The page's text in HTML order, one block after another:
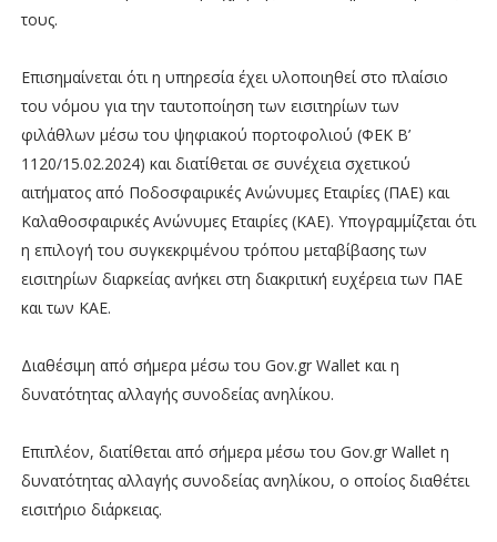
τους.
Επισημαίνεται ότι η υπηρεσία έχει υλοποιηθεί στο πλαίσιο
του νόμου για την ταυτοποίηση των εισιτηρίων των
φιλάθλων μέσω του ψηφιακού πορτοφολιού (ΦΕΚ Β’
1120/15.02.2024) και διατίθεται σε συνέχεια σχετικού
αιτήματος από Ποδοσφαιρικές Ανώνυμες Εταιρίες (ΠΑΕ) και
Καλαθοσφαιρικές Ανώνυμες Εταιρίες (ΚΑΕ). Υπογραμμίζεται ότι
η επιλογή του συγκεκριμένου τρόπου μεταβίβασης των
εισιτηρίων διαρκείας ανήκει στη διακριτική ευχέρεια των ΠΑΕ
και των ΚΑΕ.
Διαθέσιμη από σήμερα μέσω του Gov.gr Wallet και η
δυνατότητας αλλαγής συνοδείας ανηλίκου.
Επιπλέον, διατίθεται από σήμερα μέσω του Gov.gr Wallet η
δυνατότητας αλλαγής συνοδείας ανηλίκου, ο οποίος διαθέτει
εισιτήριο διάρκειας.